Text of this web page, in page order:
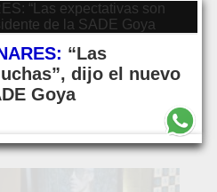
“Las
dijo el nuevo
Goya